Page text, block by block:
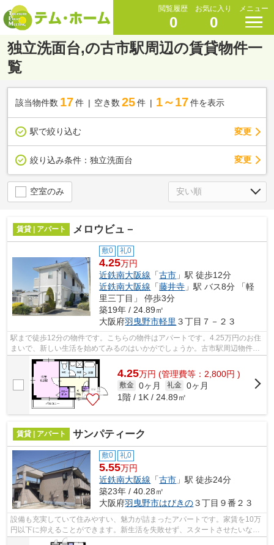
閲覧履歴
0
お気に入り
0
メニュー
独立洗面台,の古市駅周辺の賃貸物件一
覧
該当物件数 17件 空き数 25 件 1～17 件を表示
駅で絞り込む 変更
絞り込み条件： 独立洗面台 変更
空室のみ
賃貸 | アパート メロウビュ－
敷0 礼0
4.25万円
近鉄南大阪線 「古市 」駅 徒歩12分
近鉄南大阪線 「藤井寺 」駅 バス8分 「軽
里三丁目」 停歩3分
築19年 / 24.89㎡
大阪府羽曳野市軽里 ３丁目７－２３
駅まで徒歩12分の物件です。こちらの物件はアパートです。4.25万円のお住
まいで、新しい生活を始めてみるのはいかがでしょうか。古市駅周辺物件：
メロウビュ-。羽曳野市へのお引越しを...
4.25万円 (管理費等：2,800円 )
敷金 0ヶ月 礼金 0ヶ月
1階 / 1K / 24.89㎡
賃貸 | アパート サンパティーク
敷0 礼0
5.55万円
近鉄南大阪線 「古市 」駅 徒歩24分
築23年 / 40.28㎡
大阪府羽曳野市はびきの３丁目９番２３
設備も充実していて住みやすい、魅力が詰まったアパートです。家賃を10万
円以下に抑えることができます。新生活を失敗せず、スタートさせたいなら
こちらの「サンパティーク」はいかが...